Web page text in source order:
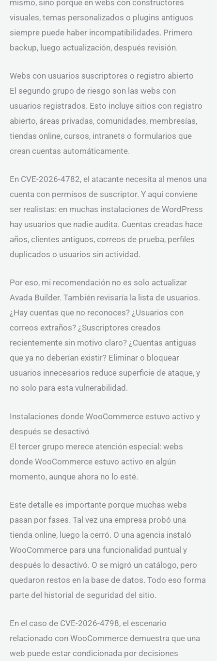
mismo, sino porque en webs con constructores
visuales, temas personalizados o plugins antiguos
siempre puede haber incompatibilidades. Primero
backup, luego actualización, después revisión.
Webs con usuarios suscriptores o registro abierto
El segundo grupo de riesgo son las webs con
usuarios registrados. Esto incluye sitios con registro
abierto, áreas privadas, comunidades, membresías,
tiendas online, cursos, intranets o formularios que
crean cuentas automáticamente.
En CVE-2026-4782, el atacante necesita al menos una
cuenta con permisos de suscriptor. Y aquí conviene
ser realistas: en muchas instalaciones de WordPress
hay usuarios que nadie audita. Cuentas creadas hace
años, clientes antiguos, correos de prueba, perfiles
duplicados o usuarios sin actividad.
Por eso, mi recomendación no es solo actualizar
Avada Builder. También revisaría la lista de usuarios.
¿Hay cuentas que no reconoces? ¿Usuarios con
correos extraños? ¿Suscriptores creados
recientemente sin motivo claro? ¿Cuentas antiguas
que ya no deberían existir? Eliminar o bloquear
usuarios innecesarios reduce superficie de ataque, y
no solo para esta vulnerabilidad.
Instalaciones donde WooCommerce estuvo activo y
después se desactivó
El tercer grupo merece atención especial: webs
donde WooCommerce estuvo activo en algún
momento, aunque ahora no lo esté.
Este detalle es importante porque muchas webs
pasan por fases. Tal vez una empresa probó una
tienda online, luego la cerró. O una agencia instaló
WooCommerce para una funcionalidad puntual y
después lo desactivó. O se migró un catálogo, pero
quedaron restos en la base de datos. Todo eso forma
parte del historial de seguridad del sitio.
En el caso de CVE-2026-4798, el escenario
relacionado con WooCommerce demuestra que una
web puede estar condicionada por decisiones